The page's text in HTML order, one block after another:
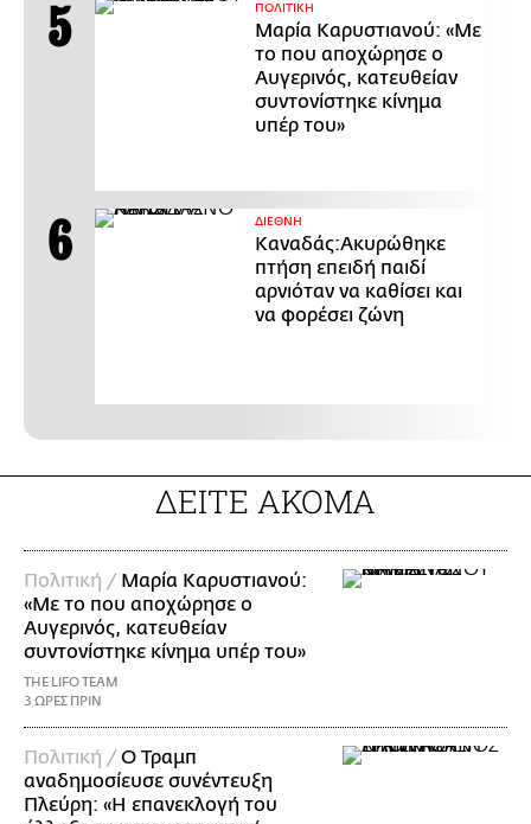
ΠΟΛΙΤΙΚΗ
Μαρία Καρυστιανού: «Με
το που αποχώρησε ο
Αυγερινός, κατευθείαν
συντονίστηκε κίνημα
υπέρ του»
ΔΙΕΘΝΗ
Καναδάς:Ακυρώθηκε
πτήση επειδή παιδί
αρνιόταν να καθίσει και
να φορέσει ζώνη
ΔΕΙΤΕ ΑΚΟΜΑ
Πολιτική / Μαρία Καρυστιανού:
«Με το που αποχώρησε ο
Αυγερινός, κατευθείαν
συντονίστηκε κίνημα υπέρ του»
THE LIFO TEAM
3 ΩΡΕΣ ΠΡΙΝ
Πολιτική / Ο Τραμπ
αναδημοσίευσε συνέντευξη
Πλεύρη: «Η επανεκλογή του